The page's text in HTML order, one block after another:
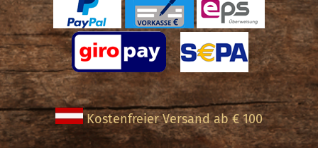
Kostenfreier Versand ab € 100